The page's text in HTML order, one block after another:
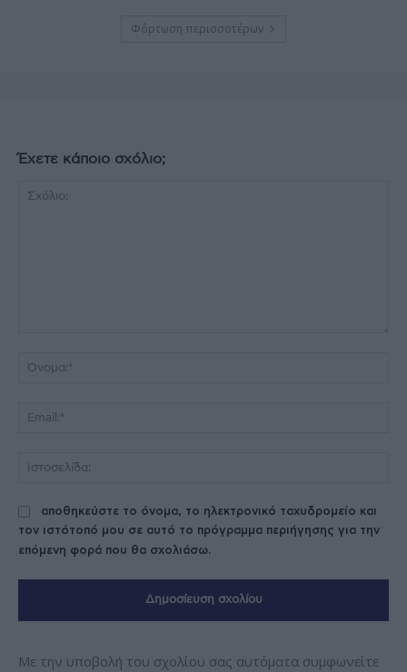
Φόρτωση περισσοτέρων
Έχετε κάποιο σχόλιο;
αποθηκεύστε το όνομα, το ηλεκτρονικό ταχυδρομείο και
τον ιστότοπό μου σε αυτό το πρόγραμμα περιήγησης για την
επόμενη φορά που θα σχολιάσω.
Με την υποβολή του σχολίου σας αυτόματα συμφωνείτε